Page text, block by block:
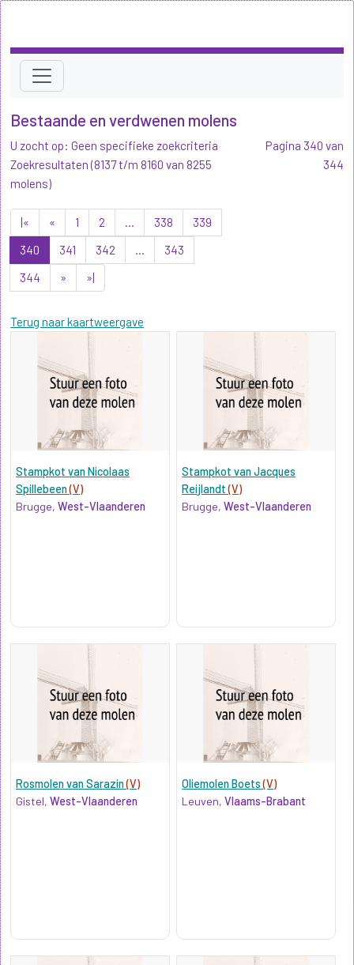
Bestaande en verdwenen molens
U zocht op: Geen specifieke zoekcriteria
Zoekresultaten (8137 t/m 8160 van 8255
molens)
|« « 1 2 ... 338
339
340
341 342 ...
343
344
» »|
Terug naar kaartweergave
Pagina 340 van
344
Stampkot van Nicolaas
Spillebeen(V)
Brugge, West-Vlaanderen
Stampkot van Jacques
Reijlandt(V)
Brugge,West-Vlaanderen
Rosmolen van Sarazin(V)
Gistel, West-Vlaanderen
Oliemolen Boets(V)
Leuven,Vlaams-Brabant